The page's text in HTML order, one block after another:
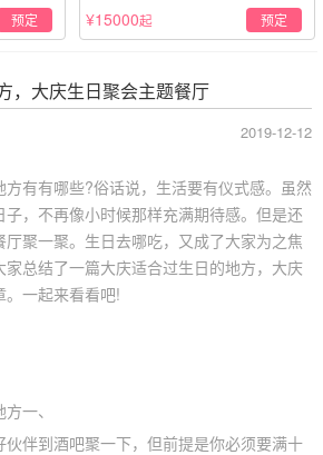
预定
·经典白色系
¥15000起 预定
，大庆生日聚会主题餐厅
2019-12-12
方有有哪些?俗话说，生活要有仪式感。虽然
，不再像小时候那样充满期待感。但是还
聚一聚。生日去哪吃，又成了大家为之焦
总结了一篇大庆适合过生日的地方，大庆
。一起来看看吧!
一、
伴到酒吧聚一下，但前提是你必须要满十